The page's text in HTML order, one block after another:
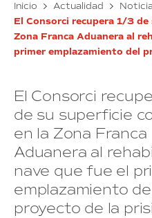
Inicio Actualidad
El Consorci recupera 1/3
Zona Franca Aduanera al
primer emplazamiento del
El Consorci
de su superficie
en la Zona Franca
Aduanera al
nave que fue el
emplazamiento
proyecto de la
Networking
seguirá
ganando
protagonismo
SIL
2019